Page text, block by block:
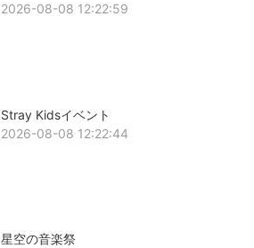
2026-08-08 12:22:59
Stray Kidsイベント
2026-08-08 12:22:44
星空の音楽祭